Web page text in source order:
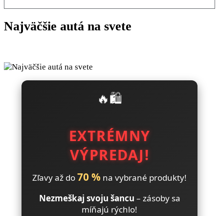
Najväčšie autá na svete
🔥🛍️
EXTRÉMNY
VÝPREDAJ!
Zľavy až do70 % na vybrané produkty!
Nezmeškaj svoju šancu – zásoby sa
míňajú rýchlo!